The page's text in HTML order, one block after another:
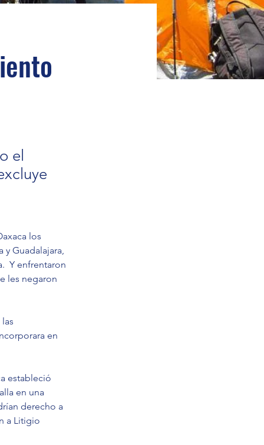
el
los
y Guadalajara,
Y enfrentaron
les negaron
en
estableció
en una
derecho a
a Litigio